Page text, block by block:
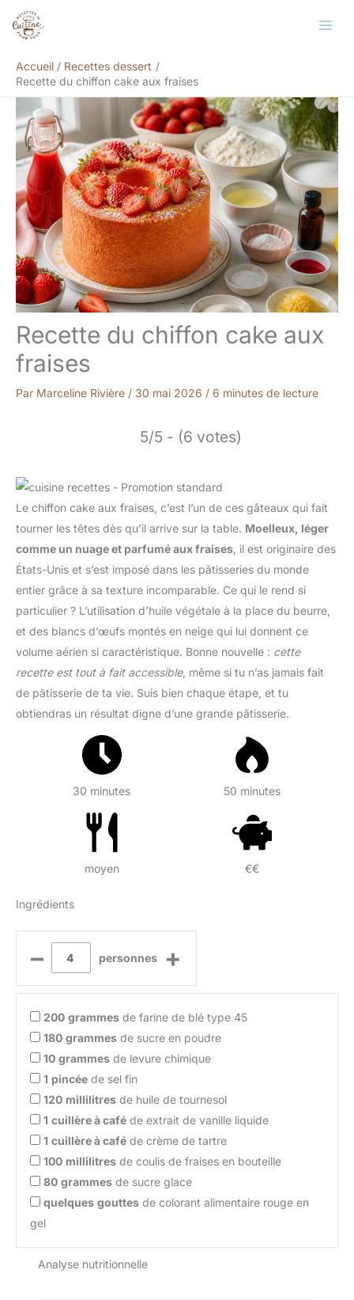
Accueil
Recettes dessert
Recette du chiffon cake aux fraises
Recette du chiffon cake aux
fraises
Par Marceline Rivière / 30 mai 2026 / 6 minutes de lecture
5/5 - (6 votes)
Le chiffon cake aux fraises, c’est l’un de ces gâteaux qui fait
tourner les têtes dès qu’il arrive sur la table. Moelleux, léger
comme un nuage et parfumé aux fraises , il est originaire des
États-Unis et s’est imposé dans les pâtisseries du monde
entier grâce à sa texture incomparable. Ce qui le rend si
particulier ? L’utilisation d’huile végétale à la place du beurre,
et des blancs d’œufs montés en neige qui lui donnent ce
volume aérien si caractéristique. Bonne nouvelle : cette
recette est tout à fait accessible, même si tu n’as jamais fait
de pâtisserie de ta vie. Suis bien chaque étape, et tu
obtiendras un résultat digne d’une grande pâtisserie.
30 minutes 50 minutes
moyen €€
Ingrédients
– personnes +
200 grammes de farine de blé type 45
180 grammes de sucre en poudre
10 grammes de levure chimique
1 pincée de sel fin
120 millilitres de huile de tournesol
1 cuillère à café de extrait de vanille liquide
1 cuillère à café de crème de tartre
100 millilitres de coulis de fraises en bouteille
80 grammes de sucre glace
quelques gouttes de colorant alimentaire rouge en
gel
Analyse nutritionnelle
Rechercher